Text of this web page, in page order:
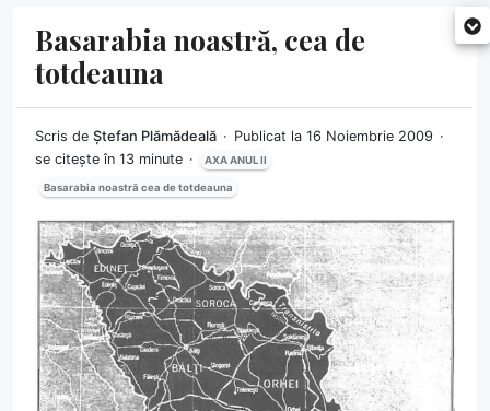
Basarabia noastră, cea de
totdeauna
Scris de Ștefan Plămădeală
Publicat la 16 Noiembrie 2009
se citește în 13 minute
AXA ANUL II
Basarabia noastră cea de totdeauna